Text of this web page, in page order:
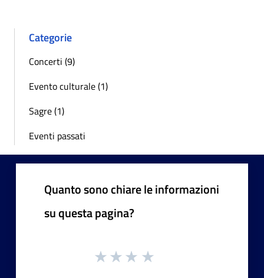
Categorie
Concerti (9)
Evento culturale (1)
Sagre (1)
Eventi passati
Quanto sono chiare le informazioni
su questa pagina?